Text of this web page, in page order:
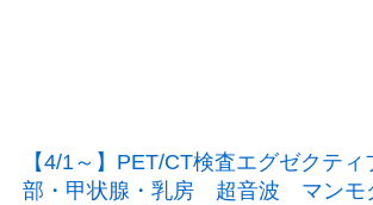
【4/1～】PET/CT検査エグゼクテ
部・甲状腺・乳房 超音波 マン